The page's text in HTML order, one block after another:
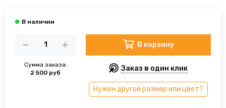
Сумма заказа:
2 500 руб
В корзину
Заказ в один клик
Нужен другой размер или цвет?